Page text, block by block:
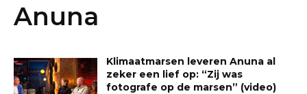
Anuna
Klimaatmarsen leveren Anuna al
zeker een lief op: “Zij was
fotografe op de marsen” (video)